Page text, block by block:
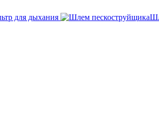
для дыхания